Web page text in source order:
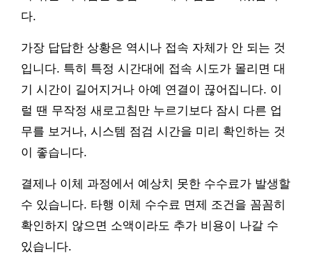
다.
가장 답답한 상황은 역시나 접속 자체가 안 되는 것
입니다. 특히 특정 시간대에 접속 시도가 몰리면 대
기 시간이 길어지거나 아예 연결이 끊어집니다. 이
럴 땐 무작정 새로고침만 누르기보다 잠시 다른 업
무를 보거나, 시스템 점검 시간을 미리 확인하는 것
이 좋습니다.
결제나 이체 과정에서 예상치 못한 수수료가 발생할
수 있습니다. 타행 이체 수수료 면제 조건을 꼼꼼히
확인하지 않으면 소액이라도 추가 비용이 나갈 수
있습니다.